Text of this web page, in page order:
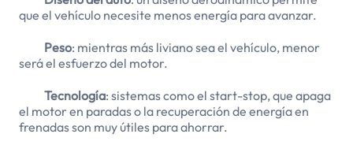
que el vehículo necesite menos energía para avanzar.
Peso: mientras más liviano sea el vehículo, menor
será el esfuerzo del motor.
Tecnología: sistemas como el start-stop, que apaga
el motor en paradas o la recuperación de energía en
frenadas son muy útiles para ahorrar.